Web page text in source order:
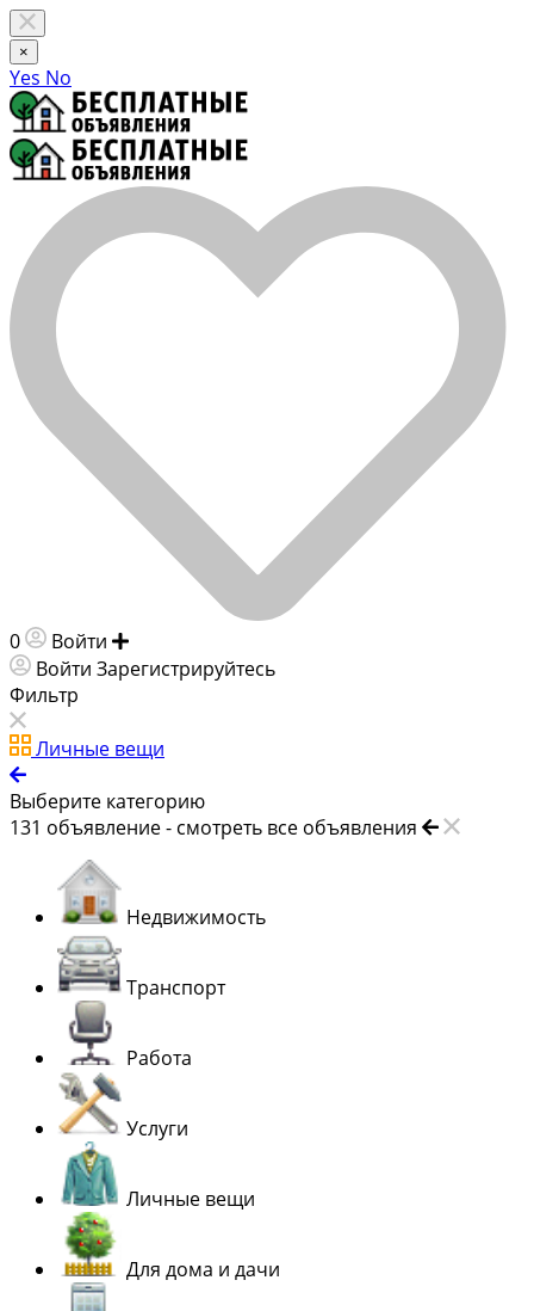
×
Yes No
0 Войти
Войти Зарегистрируйтесь
Фильтр
Личные вещи
Выберите категорию
131 объявление - смотреть все объявления
Недвижимость
Транспорт
Работа
Услуги
Личные вещи
Для дома и дачи